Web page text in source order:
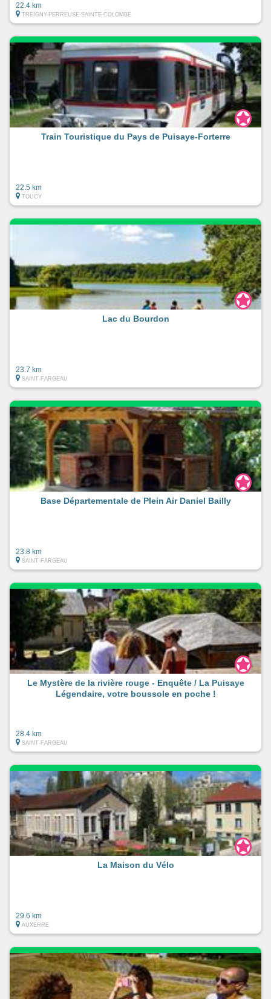
22.4 km
TREIGNY-PERREUSE-SAINTE-COLOMBE
Train Touristique du Pays de Puisaye-Forterre
22.5 km
TOUCY
Lac du Bourdon
23.7 km
SAINT-FARGEAU
Base Départementale de Plein Air Daniel Bailly
23.8 km
SAINT-FARGEAU
Le Mystère de la rivière rouge - Enquête / La Puisaye
Légendaire, votre boussole en poche !
28.4 km
SAINT-FARGEAU
La Maison du Vélo
29.6 km
AUXERRE